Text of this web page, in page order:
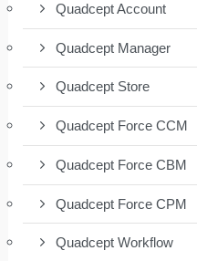
Quadcept Account
Quadcept Manager
Quadcept Store
Quadcept Force CCM
Quadcept Force CBM
Quadcept Force CPM
Quadcept Workflow